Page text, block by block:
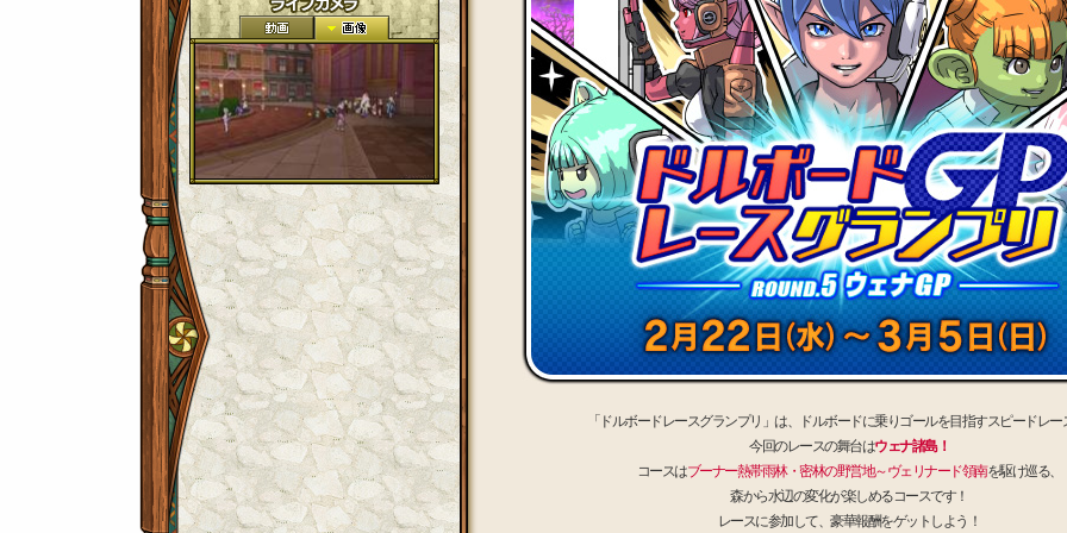
「ドルボードレースグランプリ」は、ドルボードに乗りゴールを目指すスピードレー
今回のレースの舞台はウェナ諸島！
コースはブーナー熱帯雨林・密林の野営地～ヴェリナード領南を駆け巡る、
森から水辺の変化が楽しめるコースです！
レースに参加して、豪華報酬をゲットしよう！